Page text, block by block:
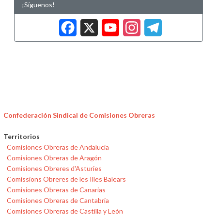
¡Síguenos!
Facebook
X
Confederación Sindical de Comisiones Obreras
Territorios
Comisiones Obreras de Andalucía
Comisiones Obreras de Aragón
Comisiones Obreres d'Asturies
Comissions Obreres de les Illes Balears
Comisiones Obreras de Canarias
Comisiones Obreras de Cantabria
Comisiones Obreras de Castilla y León